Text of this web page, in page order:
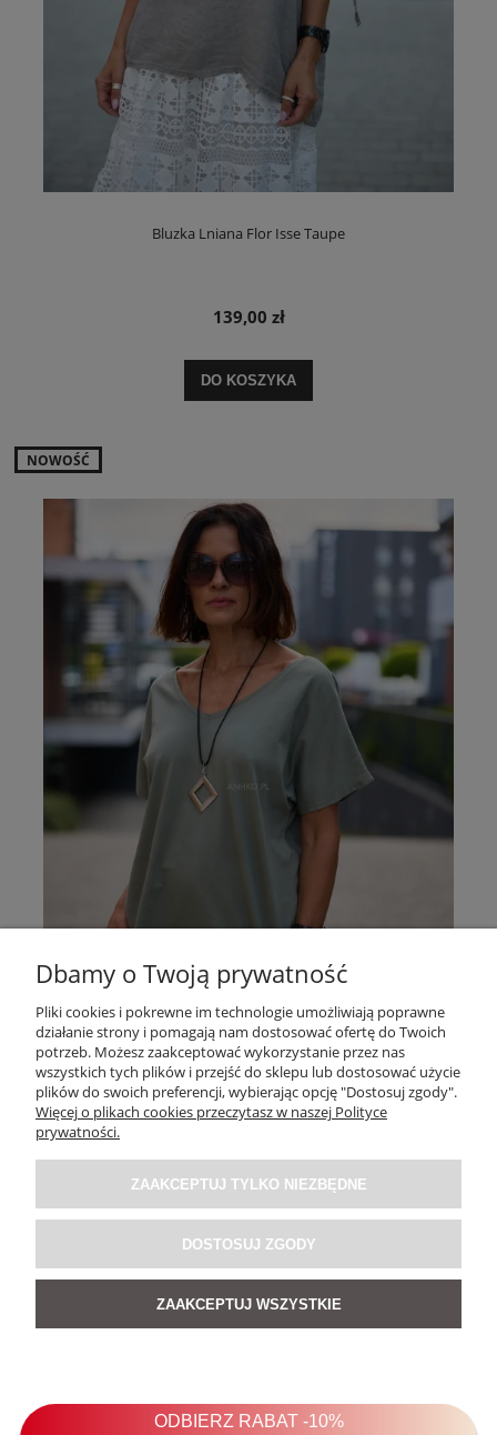
Bluzka Lniana Flor Isse Taupe
139,00 zł
DO KOSZYKA
Bluzka Vel Ora Khaki
NOWOŚĆ
Dbamy o Twoją prywatność
Pliki cookies i pokrewne im technologie umożliwiają poprawne
działanie strony i pomagają nam dostosować ofertę do Twoich
potrzeb. Możesz zaakceptować wykorzystanie przez nas
wszystkich tych plików i przejść do sklepu lub dostosować użycie
plików do swoich preferencji, wybierając opcję "Dostosuj zgody".
Więcej o plikach cookies przeczytasz w naszej Polityce
prywatności.
ZAAKCEPTUJ TYLKO NIEZBĘDNE
DOSTOSUJ ZGODY
ZAAKCEPTUJ WSZYSTKIE